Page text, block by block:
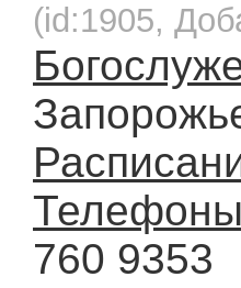
(id:1905,
Телефоны
760 9353